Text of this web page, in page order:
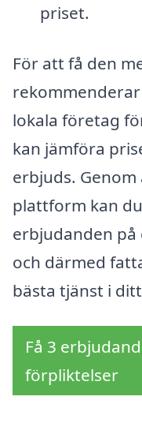
priset.
För att få den
lokala företag
kan jämföra
erbjuds.
plattform kan
erbjudanden på
och därmed
bästa tjänst i
Få 3
förpliktelser